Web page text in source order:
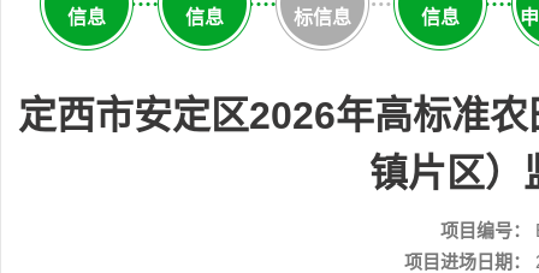
信息
信息
标信息
信息
定西市安定区2026年高标准
镇片区）
项目编号：
项目进场日期：